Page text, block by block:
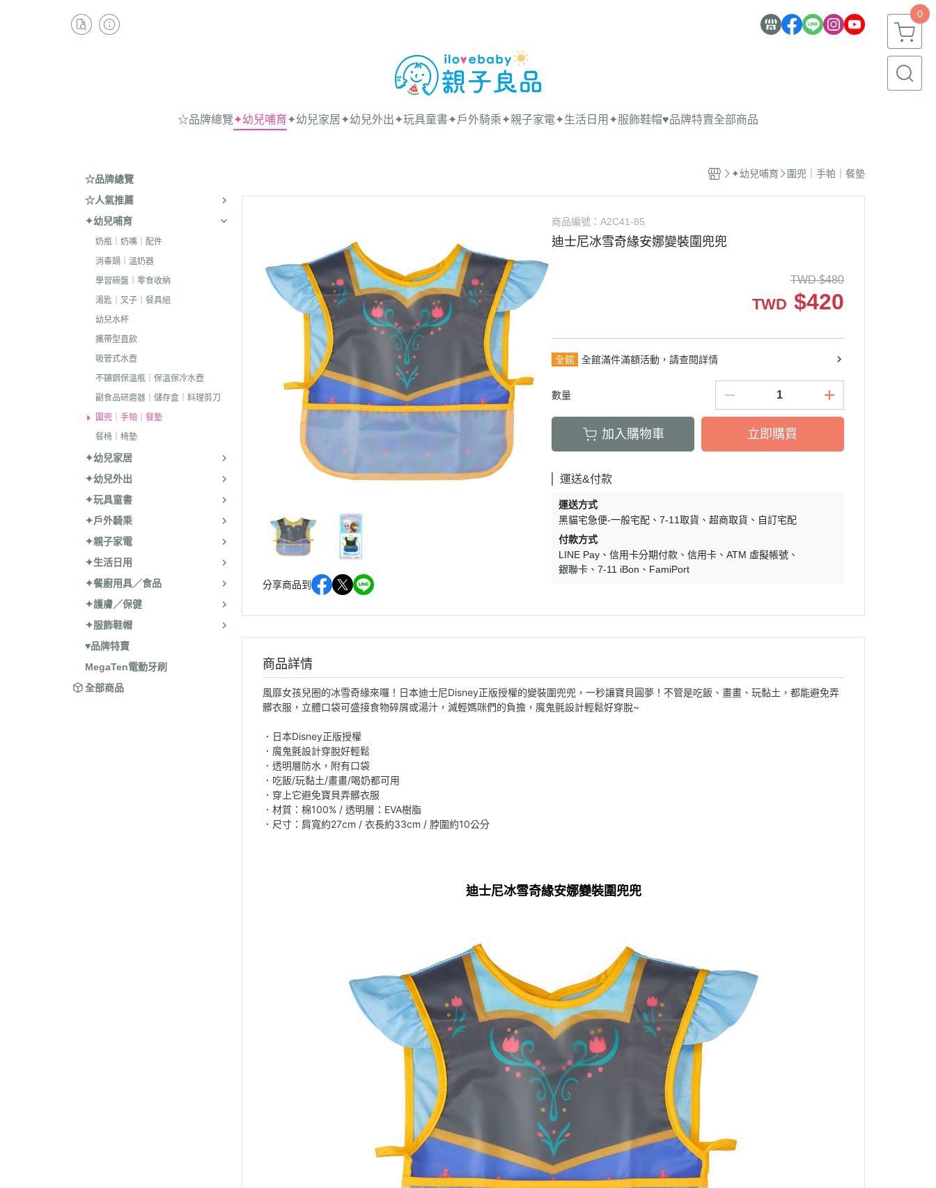
0
☆品牌總覽✦幼兒哺育✦幼兒家居✦幼兒外出✦玩具童書✦戶外騎乘✦親子家電✦生活日用 ✦服飾鞋帽♥品牌特賣全部商品
☆品牌總覽
☆人氣推薦
✦幼兒哺育
奶瓶｜奶嘴｜配件
消毒鍋｜溫奶器
學習碗盤｜零食收納
湯匙｜叉子｜餐具組
幼兒水杯
攜帶型直飲
吸管式水壺
不鏽鋼保溫瓶｜保溫保冷水壺
副食品研磨器｜儲存盒｜料理剪刀
圍兜｜手帕｜餐墊
餐椅｜椅墊
✦幼兒家居
✦幼兒外出
✦玩具童書
✦戶外騎乘
✦親子家電
✦生活日用
✦餐廚用具／食品
✦護膚／保健
✦服飾鞋帽
♥品牌特賣
MegaTen電動牙刷
全部商品
✦幼兒哺育 圍兜｜手帕｜餐墊
分享商品到
商品編號：A2C41-85
迪士尼冰雪奇緣安娜變裝圍兜兜
TWD $480
TWD $420
全館 全館滿件滿額活動，請查閱詳情
數量
加入購物車 立即購買
運送&付款
運送方式
黑貓宅急便-一般宅配
7-11取貨 超商取貨
自訂宅配
付款方式
LINE Pay
信用卡分期付款 信用卡
ATM 虛擬帳號
銀聯卡
7-11 iBon FamiPort
商品詳情
風靡女孩兒圈的冰雪奇緣來囉！日本迪士尼Disney正版授權的變裝圍兜兜，一秒讓寶貝圓夢！不管是吃飯、畫畫、玩黏土，都能避免弄
髒衣服，立體口袋可盛接食物碎屑或湯汁，減輕媽咪們的負擔，魔鬼氈設計輕鬆好穿脫~
．日本Disney正版授權
．魔鬼氈設計穿脫好輕鬆
．透明層防水，附有口袋
．吃飯/玩黏土/畫畫/喝奶都可用
．穿上它避免寶貝弄髒衣服
．材質：棉100% / 透明層：EVA樹脂
．尺寸：肩寬約27cm / 衣長約33cm / 脖圍約10公分
迪士尼冰雪奇緣安娜變裝圍兜兜